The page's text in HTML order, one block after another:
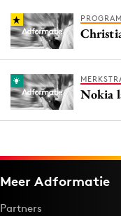
Nokia
Meer Adformatie
Partners